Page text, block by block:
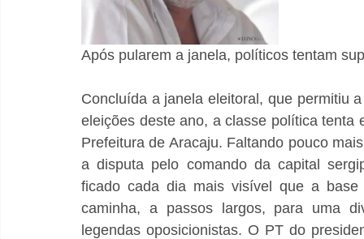
Após pularem a janela, políticos tentam
Concluída a janela eleitoral, que permitiu
eleições deste ano, a classe política tenta
Prefeitura de Aracaju. Faltando pouco
a disputa pelo comando da capital
ficado cada dia mais visível que a base
caminha, a passos largos, para uma
legendas oposicionistas. O PT do